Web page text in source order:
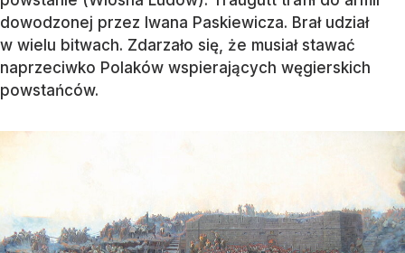
dowodzonej przez Iwana Paskiewicza. Brał udział
w wielu bitwach. Zdarzało się, że musiał stawać
naprzeciwko Polaków wspierających węgierskich
powstańców.